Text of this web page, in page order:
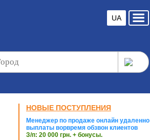
UA
НОВЫЕ ПОСТУПЛЕНИЯ
Менеджер по продаже онлайн удаленно
выплаты ворвремя обзвон клиентов
З/п: 20 000 грн. + бонусы.